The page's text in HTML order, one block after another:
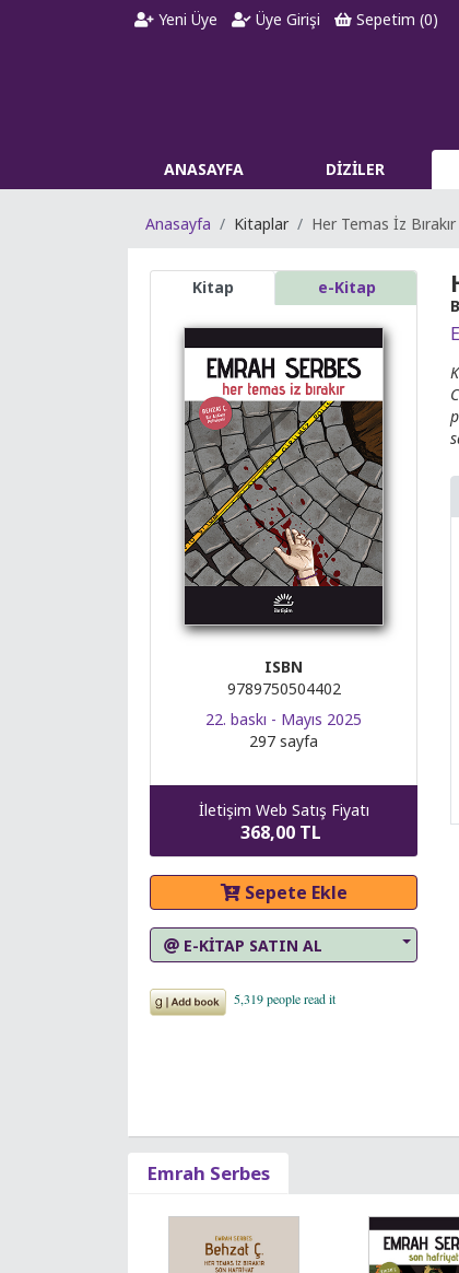
Yeni Üye Üye Girişi Sepetim (0)
ANASAYFA DİZİLER
Anasayfa Kitaplar Her Temas İz Bırakır
Kitap e-Kitap
ISBN
9789750504402
22. baskı - Mayıs 2025
297 sayfa
İletişim Web Satış Fiyatı
368,00 TL
Sepete Ekle
E-KİTAP SATIN AL
Emrah Serbes